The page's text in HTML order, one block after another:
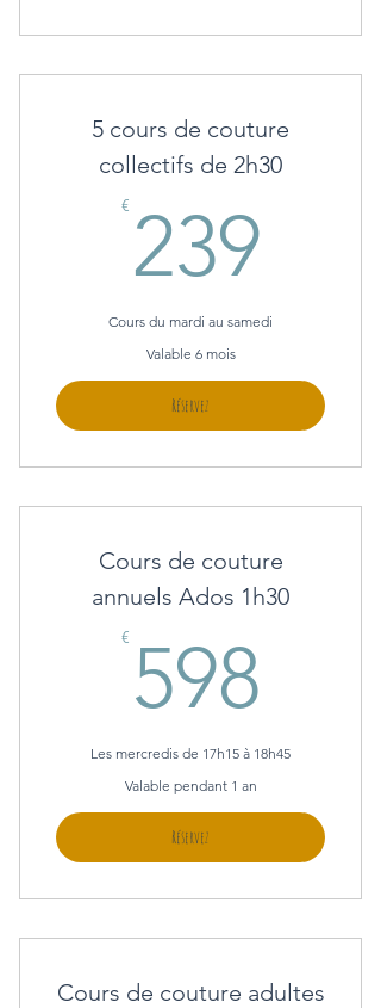
5 cours de couture
collectifs de 2h30
€ 239
Cours du mardi au samedi
Valable 6 mois
Réservez
Cours de couture
annuels Ados 1h30
€ 598
Les mercredis de 17h15 à 18h45
Valable pendant 1 an
Réservez
Cours de couture adultes